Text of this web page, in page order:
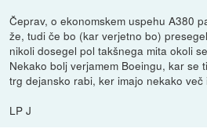
Čeprav, o ekonomskem uspehu A380
že, tudi če bo (kar verjetno bo)
nikoli dosegel pol takšnega mita okoli
Nekako bolj verjamem Boeingu, kar se
trg dejansko rabi, ker imajo nekako več
LP J